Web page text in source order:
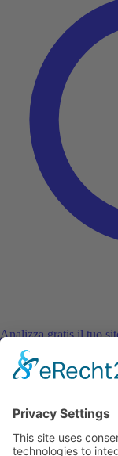
Analizza gratis il tuo